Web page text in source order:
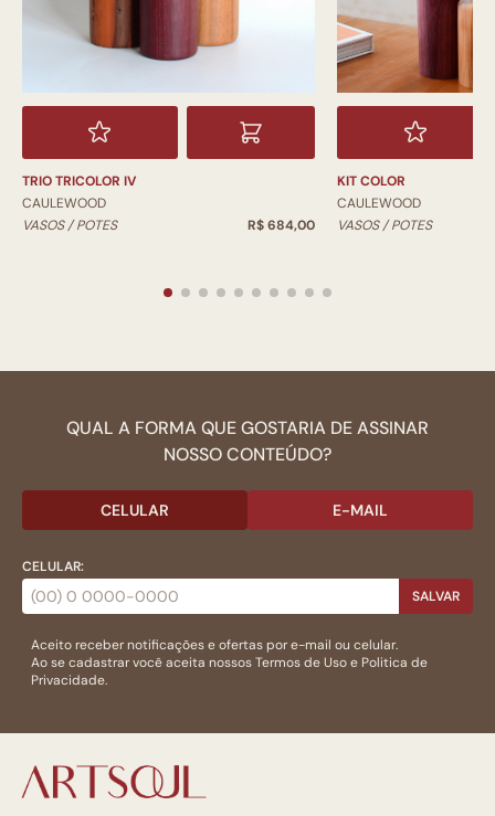
TRIO TRICOLOR IV
CAULEWOOD
VASOS / POTES
R$ 684,00
KIT COLOR
CAULEWOOD
VASOS / POTES
QUAL A FORMA QUE GOSTARIA DE ASSINAR
NOSSO CONTEÚDO?
CELULAR E-MAIL
CELULAR:
SALVAR
Aceito receber notificações e ofertas por e-mail ou celular.
Ao se cadastrar você aceita nossosTermos de Usoe Politica de
Privacidade.